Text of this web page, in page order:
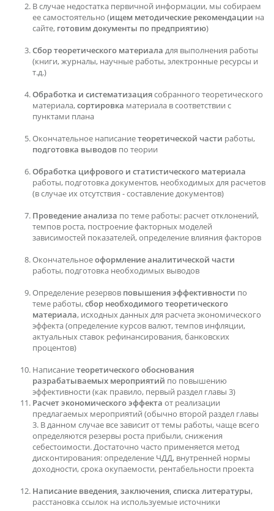
В случае недостатка первичной информации, мы собираем
ее самостоятельно (ищем методические рекомендации на
сайте, готовим документы по предприятию)
Сбор теоретического материала для выполнения работы
(книги, журналы, научные работы, электронные ресурсы и
т.д.)
Обработка и систематизациясобранного теоретического
материала,сортировка материала в соответствии с
пунктами плана
Окончательное написаниетеоретической части работы,
подготовка выводов по теории
Обработка цифрового и статистического материала
работы, подготовка документов, необходимых для расчетов
(в случае их отсутствия - составление документов)
Проведение анализа по теме работы: расчет отклонений,
темпов роста, построение факторных моделей
зависимостей показателей, определение влияния факторов
Окончательноеоформление аналитической части
работы, подготовка необходимых выводов
Определение резервов повышения эффективности по
теме работы,сбор необходимого теоретического
материала, исходных данных для расчета экономического
эффекта (определение курсов валют, темпов инфляции,
актуальных ставок рефинансирования, банковских
процентов)
Написаниетеоретического обоснования
разрабатываемых мероприятий по повышению
эффективности (как правило, первый раздел главы 3)
Расчет экономического эффекта от реализации
предлагаемых мероприятий (обычно второй раздел главы
3. В данном случае все зависит от темы работы, чаще всего
определяются резервы роста прибыли, снижения
себестоимости. Достаточно часто применяется метод
дисконтирования: определение ЧДД, внутренней нормы
доходности, срока окупаемости, рентабельности проекта
Написание введения, заключения, списка литературы,
расстановка ссылок на используемые источники